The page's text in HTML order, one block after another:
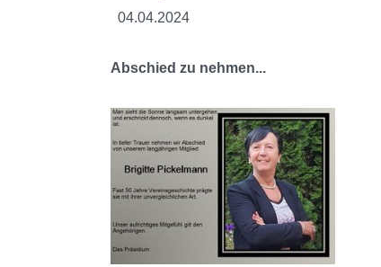
04.04.2024
Abschied zu nehmen...